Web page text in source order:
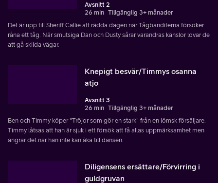
Avsnitt 2
26 min Tillgänglig 3+ månader
Det är upp till Sheriff Callie att rädda dagen när Tågbanditerna försöker
råna ett tåg. När smutsiga Dan och Dusty sårar varandras känslor lovar de
att gå skilda vägar.
Knepigt besvär/Timmys osanna
atjo
Avsnitt 3
26 min Tillgänglig 3+ månader
Ben och Timmy köper "Tröjor som gör en stark" från en lömsk försäljare.
Timmy låtsas att han är sjuk i ett försök att få allas uppmärksamhet men
ångrar det när han inte kan åka till dansen.
Diligensens ersättare/Förvirring i
guldgruvan